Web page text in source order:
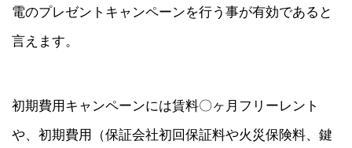
電のプレゼントキャンペーンを行う事が有効であると
言えます。
初期費用キャンペーンには賃料〇ヶ月フリーレント
や、初期費用（保証会社初回保証料や火災保険料、鍵